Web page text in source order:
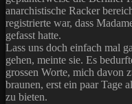
anarchistische Racker
registrierte war, dass
gefasst hatte.
Lass uns doch einfach mal
gehen, meinte sie. Es
grossen Worte, mich davon
braunen, erst ein paar Tage
zu bieten.